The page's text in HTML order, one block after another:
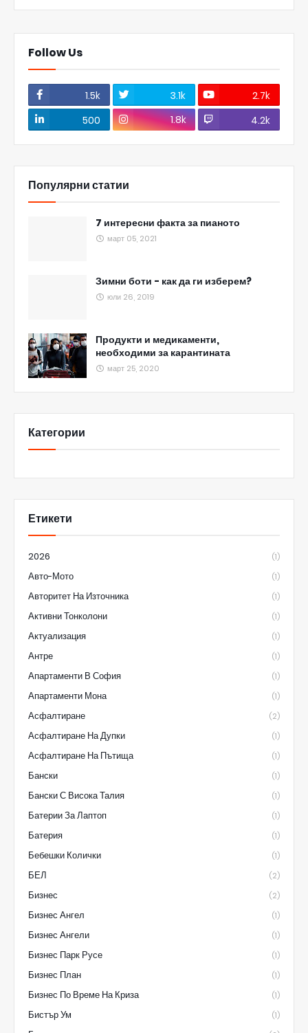
Follow Us
1.5k 3.1k
2.7k
500
1.8k 4.2k
Популярни статии
7 интересни факта за пианото
март 05, 2021
Зимни боти - как да ги изберем?
юли 26, 2019
Продукти и медикаменти,
необходими за карантината
март 25, 2020
Категории
Етикети
2026 (1)
Авто-Мото (1)
Авторитет На Източника (1)
Активни Тонколони (1)
Актуализация (1)
Антре (1)
Апартаменти В София (1)
Апартаменти Мона (1)
Асфалтиране (2)
Асфалтиране На Дупки (1)
Асфалтиране На Пътища (1)
Бански (1)
Бански С Висока Талия (1)
Батерии За Лаптоп (1)
Батерия (1)
Бебешки Колички (1)
БЕЛ (2)
Бизнес (2)
Бизнес Ангел (1)
Бизнес Ангели (1)
Бизнес Парк Русе (1)
Бизнес План (1)
Бизнес По Време На Криза (1)
Бистър Ум (1)